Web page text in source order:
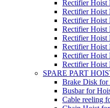
Rectifier
Rectifier
Rectifier
Rectifier Hoist
Rectifier Hoist
Rectifier
Rectifier
Rectifier Hoist
SPARE PART
Brake Disk for
Busbar for
Cable reeling